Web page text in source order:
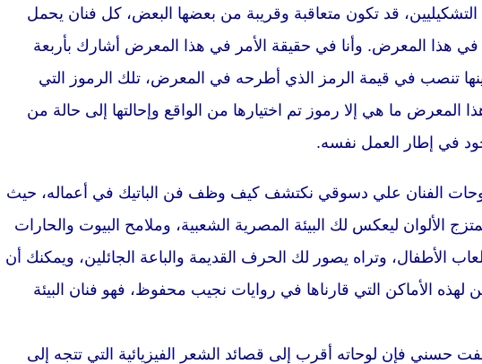
التشكيليين، قد تكون متعاقبة وقريبة من بعضها البعض، كل فنان يحمل
هذا المعرض. وأنا في حقيقة الأمر في هذا المعرض أشارك بأربعة
تنصب في قيمة الرمز الذي أطرحه في المعرض، تلك الرموز التي
المعرض ما هي إلا رموز تم اختيارها من الواقع وإحالتها إلى حالة من
في إطار العمل نفسه.
لوحات الفنان علي دسوقي نكتشف كيف وظف فن الباتيك في أعماله، حيث
الألوان ليعكس لك البيئة المصرية الشعبية، وملامح البيوت والحارات
الأطفال، وتراه يصور لك الحرف القديمة والباعة الجائلين، ويمكنك أن
لهذه الأماكن التي قارناها في روايات نجيب محفوظ، فهو فنان البيئة
عفت حسني فإن لوحاته أقرب إلى قصائد الشعر الفيزيائية التي تتجه إلى